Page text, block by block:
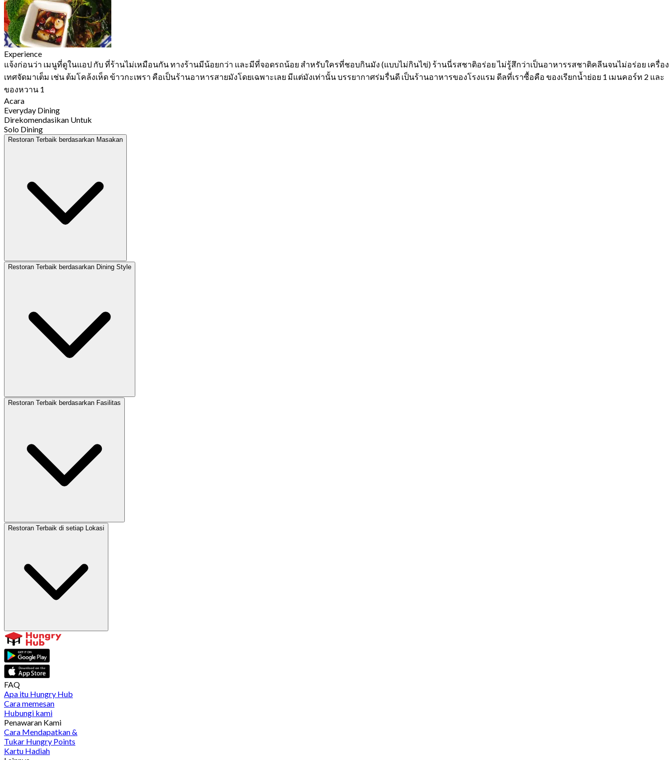
Experience
แจ้งก่อนว่า เมนูที่ดูในแอป กับ ที่ร้านไม่เหมือนกัน ทางร้านมีน้อยกว่า และมีที่จอดรถน้อย สำหรับใครที่ชอบกินมัง (แบบไม่กินไข่) ร้านนี่รสชาติอร่อย ไม่รู้สึกว่าเป็นอาหารรสชาติคลีนจนไม่อร่อย เครื่อง
เทศจัดมาเต็ม เช่น ต้มโคล้งเห็ด ข้าวกะเพรา คือเป็นร้านอาหารสายมังโดยเฉพาะเลย มีแต่มังเท่านั้น บรรยากาศร่มรื่นดี เป็นร้านอาหารของโรงแรม ดีลที่เราซื้อคือ ของเรียกน้ำย่อย 1 เมนคอร์ท 2 และ
ของหวาน 1
Acara
Everyday Dining
Direkomendasikan Untuk
Solo Dining
Restoran Terbaik berdasarkan Masakan
Restoran Terbaik berdasarkan Dining Style
Restoran Terbaik berdasarkan Fasilitas
Restoran Terbaik di setiap Lokasi
FAQ
Apa itu Hungry Hub
Cara memesan
Hubungi kami
Penawaran Kami
Cara Mendapatkan &
Tukar Hungry Points
Kartu Hadiah